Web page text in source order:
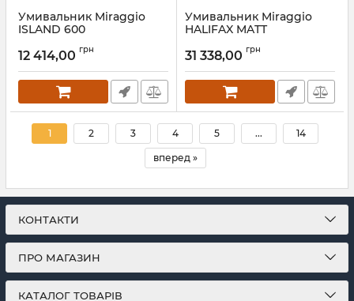
Умивальник Miraggio
ISLAND 600
12 414,00 грн
Умивальник Miraggio
HALIFAX MATT
31 338,00 грн
1 2 3 4 5 ... 14
вперед »
КОНТАКТИ
ПРО МАГАЗИН
КАТАЛОГ ТОВАРІВ